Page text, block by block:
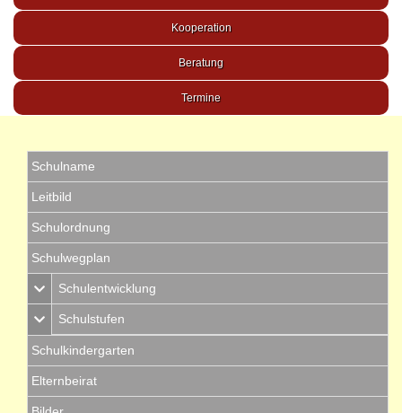
Kooperation
Beratung
Termine
Schulname
Leitbild
Schulordnung
Schulwegplan
Schulentwicklung
Schulstufen
Schulkindergarten
Elternbeirat